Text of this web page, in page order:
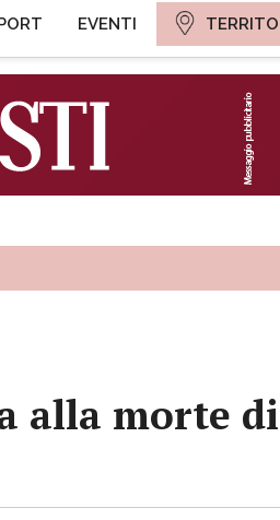
EVENTI
alla morte